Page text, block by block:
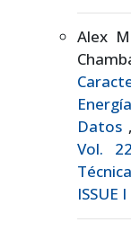
Alex
Datos ,
Vol.
ISSUE I